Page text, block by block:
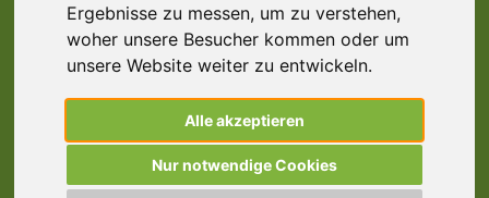
Ergebnisse zu messen, um zu verstehen,
woher unsere Besucher kommen oder um
unsere Website weiter zu entwickeln.
Alle akzeptieren
Nur notwendige Cookies
Lagerhelfer (m/w/d) Kommissionierung,
Aschaffenburg
63741 Aschaffenburg